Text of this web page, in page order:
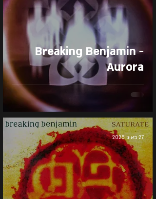
Breaking Benjamin -
Aurora
27 באוג׳ 2025